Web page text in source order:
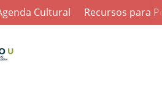
Cultural Recursos para